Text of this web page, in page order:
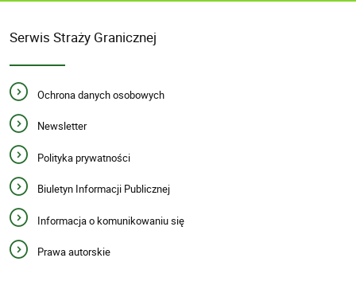
Serwis Straży Granicznej
Ochrona danych osobowych
Newsletter
Polityka prywatności
Biuletyn Informacji Publicznej
Informacja o komunikowaniu się
Prawa autorskie